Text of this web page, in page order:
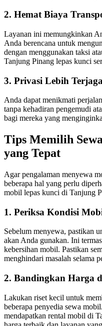
2. Hemat Biaya
Layanan ini memungkinkan
Anda berencana untuk
dengan menggunakan taksi
Tanjung Pinang lepas kunci
3. Privasi Lebih Terjaga
Anda dapat menikmati
tanpa kehadiran pengemudi
bagi mereka yang
Tips Memilih
yang Tepat
Agar pengalaman menyewa
beberapa hal yang perlu
mobil lepas kunci di Tanjung
1. Periksa Kondisi
Sebelum menyewa, pastikan
akan Anda gunakan. Ini
kebersihan mobil. Pastikan
menghindari masalah selama
2. Bandingkan Harga
Lakukan riset kecil untuk
beberapa penyedia sewa
mendapatkan rental mobil di